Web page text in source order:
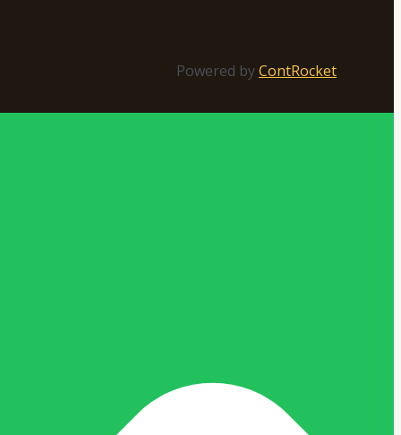
Powered byContRocket